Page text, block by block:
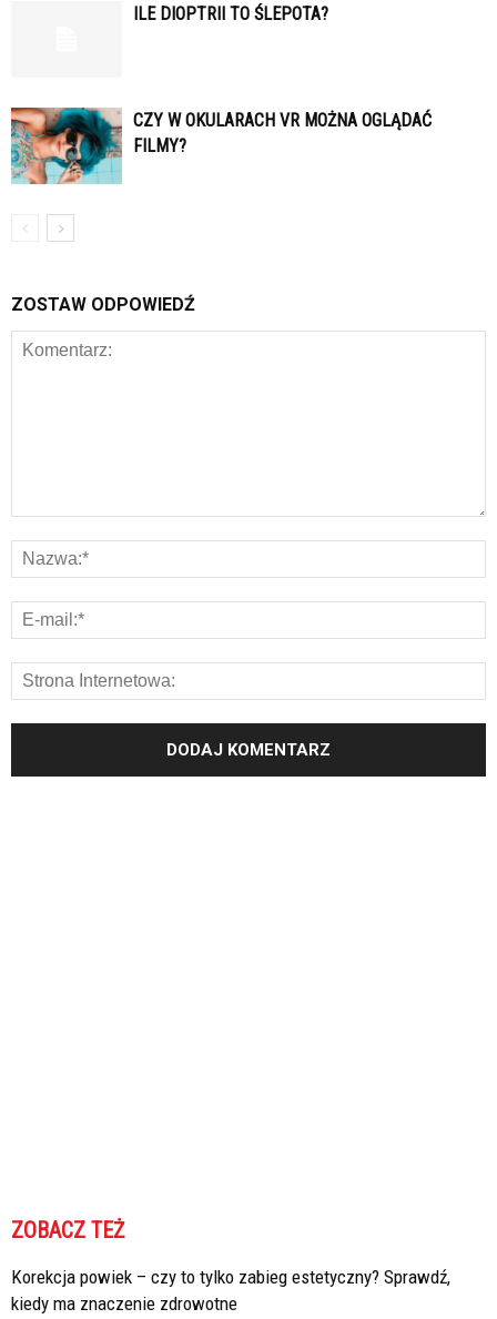
ILE DIOPTRII TO ŚLEPOTA?
CZY W OKULARACH VR MOŻNA OGLĄDAĆ
FILMY?
ZOSTAW ODPOWIEDŹ
ZOBACZ TEŻ
Korekcja powiek – czy to tylko zabieg estetyczny? Sprawdź,
kiedy ma znaczenie zdrowotne